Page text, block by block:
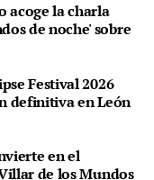
acoge la charla
de noche' sobre
Festival 2026
definitiva en León
en el
de los Mundos